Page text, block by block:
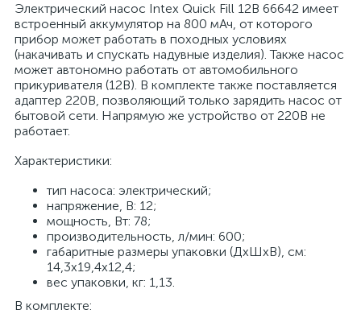
Электрический насос Intex Quick Fill 12В 66642 имеет
встроенный аккумулятор на 800 мАч, от которого
прибор может работать в походных условиях
(накачивать и спускать надувные изделия). Также насос
может автономно работать от автомобильного
прикуривателя (12В). В комплекте также поставляется
адаптер 220В, позволяющий только зарядить насос от
бытовой сети. Напрямую же устройство от 220В не
работает.
Характеристики:
тип насоса: электрический;
напряжение, В: 12;
мощность, Вт: 78;
производительность, л/мин: 600;
габаритные размеры упаковки (ДхШхВ), см:
14,3х19,4х12,4;
вес упаковки, кг: 1,13.
В комплекте: